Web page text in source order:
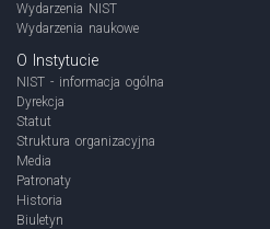
Wydarzenia NIST
Wydarzenia naukowe
O Instytucie
NIST - informacja ogólna
Dyrekcja
Statut
Struktura organizacyjna
Media
Patronaty
Historia
Biuletyn